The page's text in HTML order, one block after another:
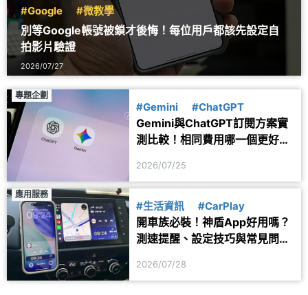
#Google #微教學
別等Google帳號被鎖才後悔！每位用戶都該先設定自
拍影片驗證
2026/07/27
專題企劃
#Gemini #ChatGPT
Gemini與ChatGPT訂閱方案實
測比較！相同費用哪一個更好
2026/07/25
應用服務
#生活資訊 #CarPlay
開車族必裝！神盾App好用嗎？
測速提醒、設定技巧與常見問題
2026/07/28